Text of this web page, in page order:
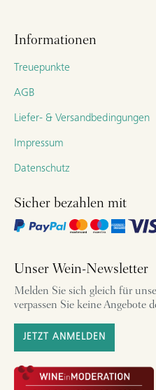
Informationen
Treuepunkte
AGB
Liefer- & Versandbedingungen
Impressum
Datenschutz
Sicher bezahlen mit
Unser Wein-Newsletter
Melden Sie sich gleich für
verpassen Sie keine Angebote
JETZT ANMELDEN